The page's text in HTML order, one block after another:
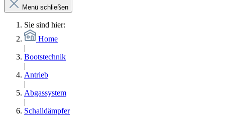
Menü schließen
Sie sind hier:
Home
|
Bootstechnik
|
Antrieb
|
Abgassystem
|
Schalldämpfer